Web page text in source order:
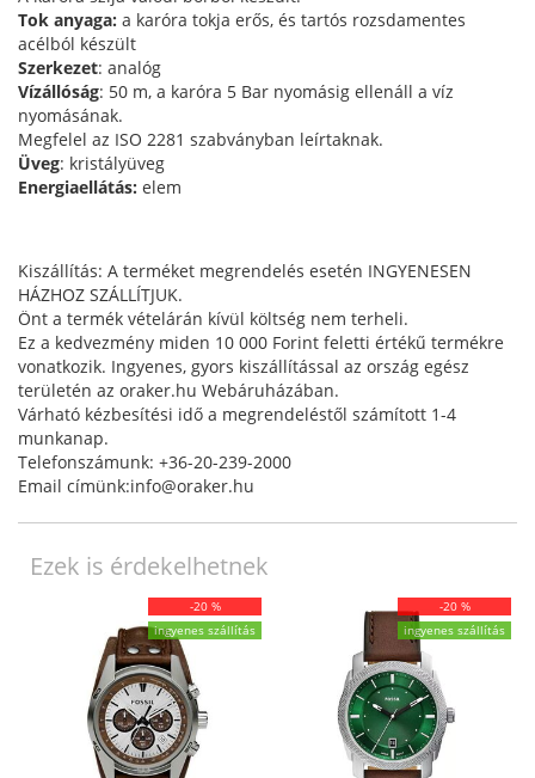
Tok anyaga: a karóra tokja erős, és tartós rozsdamentes
acélból készült
Szerkezet: analóg
Vízállóság: 50 m, a karóra 5 Bar nyomásig ellenáll a víz
nyomásának.
Megfelel az ISO 2281 szabványban leírtaknak.
Üveg: kristályüveg
Energiaellátás: elem
Kiszállítás: A terméket megrendelés esetén INGYENESEN
HÁZHOZ SZÁLLÍTJUK.
Önt a termék vételárán kívül költség nem terheli.
Ez a kedvezmény miden 10 000 Forint feletti értékű termékre
vonatkozik. Ingyenes, gyors kiszállítással az ország egész
területén az oraker.hu Webáruházában.
Várható kézbesítési idő a megrendeléstől számított 1-4
munkanap.
Telefonszámunk: +36-20-239-2000
Email címünk:info@oraker.hu
Ezek is érdekelhetnek
-20 %
ingyenes szállítás
-20 %
ingyenes szállítás